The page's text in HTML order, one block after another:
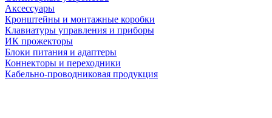
Аксессуары
Кронштейны и монтажные коробки
Клавиатуры управления и приборы
ИК прожекторы
Блоки питания и адаптеры
Коннекторы и переходники
Кабельно-проводниковая продукция